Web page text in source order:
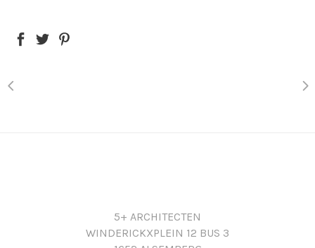
5+ ARCHITECTEN
WINDERICKXPLEIN 12 BUS 3